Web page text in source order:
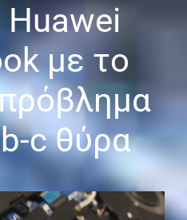
με το
c θύρα